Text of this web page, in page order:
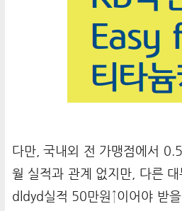
다만, 국내외 전 가맹점에서
월 실적과 관계 없지만, 다른
dldyd실적 50만원↑이어야 받